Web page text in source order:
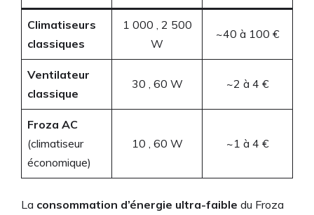
Climatiseurs
classiques
1 000 , 2 500
W
~40 à 100 €
Ventilateur
classique
30 , 60 W ~2 à 4 €
Froza AC
(climatiseur
économique)
10 , 60 W ~1 à 4 €
La consommation d’énergie ultra-faible du Froza